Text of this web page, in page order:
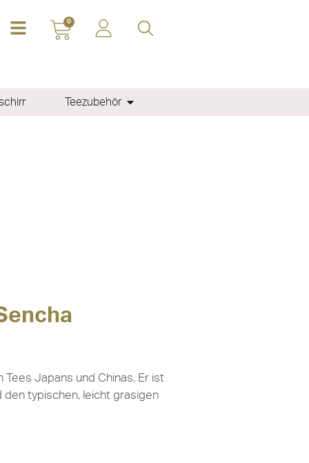
0
Teezubehör
Japans und Chinas. Er ist
typischen, leicht grasigen